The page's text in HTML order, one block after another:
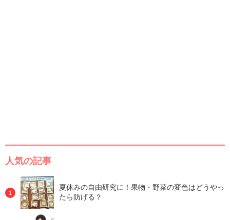
人気の記事
夏休みの自由研究に！果物・野菜の変色はどうやっ
たら防げる？